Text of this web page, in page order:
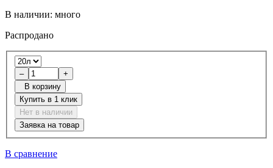
В наличии: много
Распродано
–
+
В корзину
Купить в 1 клик
Нет в наличии
Заявка на товар
В сравнение